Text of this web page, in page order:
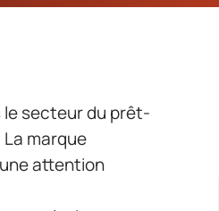
le secteur du prêt-
marque
attention